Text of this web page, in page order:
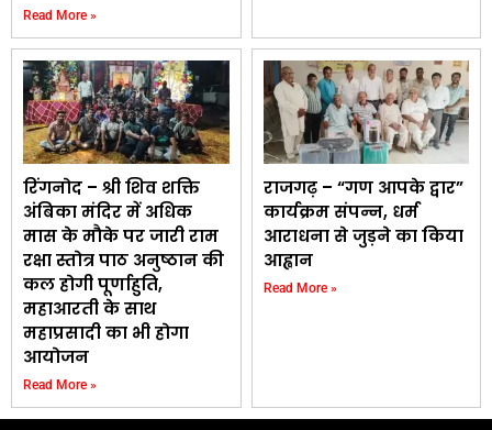
Read More »
रिंगनोद – श्री शिव शक्ति
अंबिका मंदिर में अधिक
मास के मौके पर जारी राम
रक्षा स्तोत्र पाठ अनुष्ठान की
कल होगी पूर्णाहुति,
महाआरती के साथ
महाप्रसादी का भी होगा
आयोजन
Read More »
राजगढ़ – “गण आपके द्वार”
कार्यक्रम संपन्न, धर्म
आराधना से जुड़ने का किया
आह्वान
Read More »